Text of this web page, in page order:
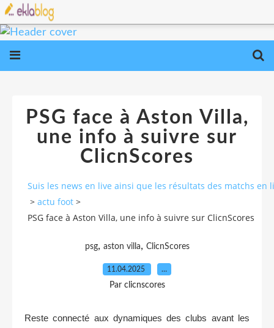
PSG face à Aston Villa,
une info à suivre sur
ClicnScores
Suis les news en live ainsi que les résultats des matchs
> actu foot >
PSG face à Aston Villa, une info à suivre sur ClicnScores
psg, aston villa, ClicnScores
11.04.2025 …
Par clicnscores
Reste connecté aux dynamiques des clubs avant les